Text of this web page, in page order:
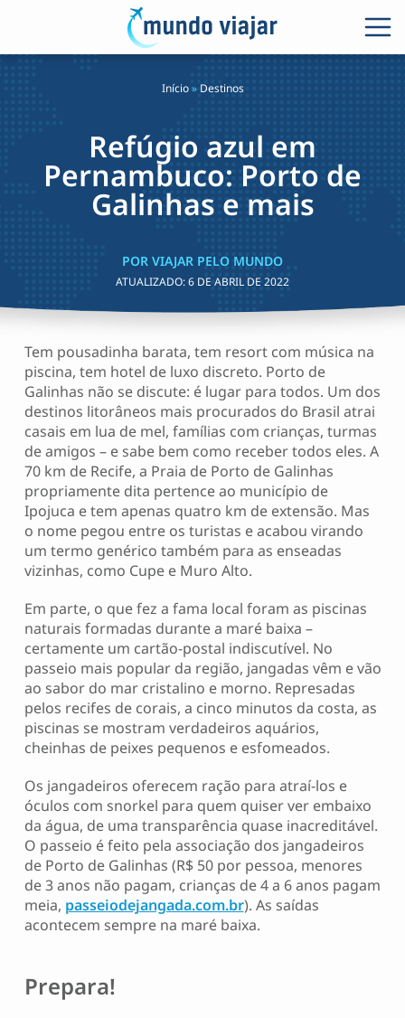
Início» Destinos
Refúgio azul em
Pernambuco: Porto de
Galinhas e mais
POR VIAJAR PELO MUNDO
ATUALIZADO:6 DE ABRIL DE 2022
Tem pousadinha barata, tem resort com música na
piscina, tem hotel de luxo discreto. Porto de
Galinhas não se discute: é lugar para todos. Um dos
destinos litorâneos mais procurados do Brasil atrai
casais em lua de mel, famílias com crianças, turmas
de amigos – e sabe bem como receber todos eles. A
70 km de Recife, a Praia de Porto de Galinhas
propriamente dita pertence ao município de
Ipojuca e tem apenas quatro km de extensão. Mas
o nome pegou entre os turistas e acabou virando
um termo genérico também para as enseadas
vizinhas, como Cupe e Muro Alto.
Em parte, o que fez a fama local foram as piscinas
naturais formadas durante a maré baixa –
certamente um cartão-postal indiscutível. No
passeio mais popular da região, jangadas vêm e vão
ao sabor do mar cristalino e morno. Represadas
pelos recifes de corais, a cinco minutos da costa, as
piscinas se mostram verdadeiros aquários,
cheinhas de peixes pequenos e esfomeados.
Os jangadeiros oferecem ração para atraí-los e
óculos com snorkel para quem quiser ver embaixo
da água, de uma transparência quase inacreditável.
O passeio é feito pela associação dos jangadeiros
de Porto de Galinhas (R$ 50 por pessoa, menores
de 3 anos não pagam, crianças de 4 a 6 anos pagam
meia, passeiodejangada.com.br). As saídas
acontecem sempre na maré baixa.
Prepara!